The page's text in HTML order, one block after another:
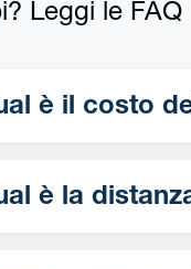
Leggi le FAQ